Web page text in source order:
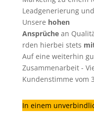
Leadgenerierungund
Unsere hohen
Ansprüchean
rden hierbei stets
Auf eine weiterhin
Zusammenarbeit -
Kundenstimme vom
In einem